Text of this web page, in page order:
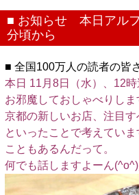
■ お知らせ 本日アル
分頃から
■ 全国100万人の読者の皆
本日 11月8日（水）、12
お邪魔しておしゃべりしま
京都の新しいお店、注目
といったことで考えてい
こともあるんだって。
何でも話しますよーん(^o^)